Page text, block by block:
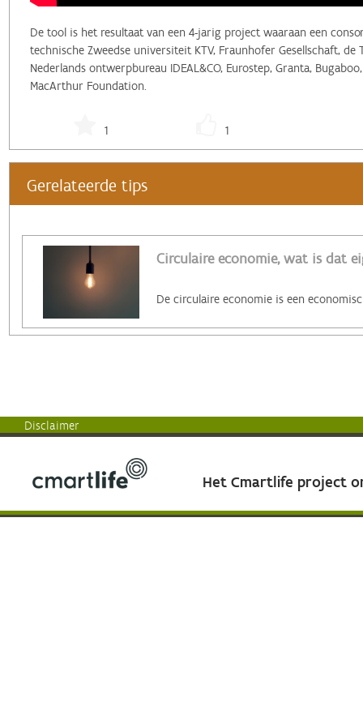
De tool is het resultaat van een 4-jarig project waaraan een
technische Zweedse universiteit KTV, Fraunhofer Gesellschaft, de
Nederlands ontwerpbureau IDEAL&CO, Eurostep, Granta,
MacArthur Foundation.
1 1
Gerelateerde tips
Circulaire economie, wat is dat
Disclaimer
Het Cmartlife project